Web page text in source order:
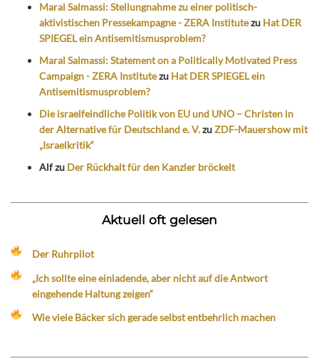
Maral Salmassi: Stellungnahme zu einer politisch-
aktivistischen Pressekampagne - ZERA Institutezu Hat DER
SPIEGEL ein Antisemitismusproblem?
Maral Salmassi: Statement on a Politically Motivated Press
Campaign - ZERA Institutezu Hat DER SPIEGEL ein
Antisemitismusproblem?
Die israelfeindliche Politik von EU und UNO – Christen in
der Alternative für Deutschland e. V.zuZDF-Mauershow mit
„Israelkritik“
Alfzu Der Rückhalt für den Kanzler bröckelt
Aktuell oft gelesen
Der Ruhrpilot
„Ich sollte eine einladende, aber nicht auf die Antwort
eingehende Haltung zeigen“
Wie viele Bäcker sich gerade selbst entbehrlich machen